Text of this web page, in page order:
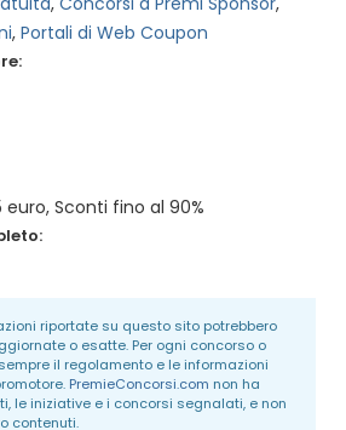
, Portali di Web Coupon
Sconti fino al 90%
riportate su questo sito potrebbero
o esatte. Per ogni concorso o
il regolamento e le informazioni
PremieConcorsi.com non ha
le iniziative e i concorsi segnalati, e non
contenuti.